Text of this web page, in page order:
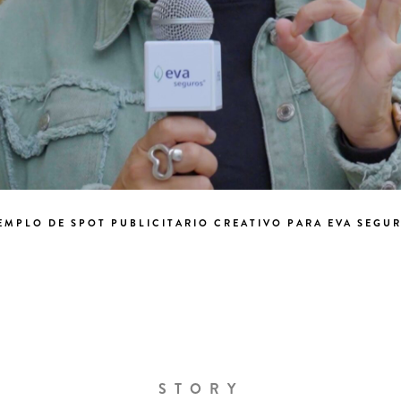
DE SPOT PUBLICITARIO CREATIVO PARA EVA
STORY